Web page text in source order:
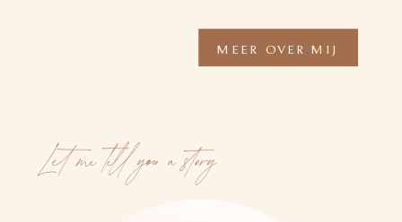
MEER OVER MIJ
Let me tell you a story